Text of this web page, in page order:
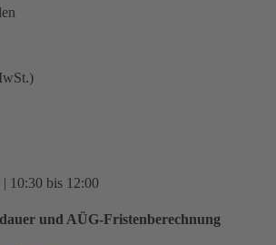
10:30 bis 12:00
und AÜG-Fristenberechnung